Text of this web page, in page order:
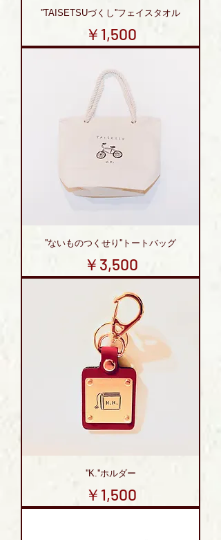
''TAISETSUづくし''フェイスタオル
価格
￥1,500
''ないものつくせり''トートバッグ
価格
￥3,500
''K.''ホルダー
価格
￥1,500